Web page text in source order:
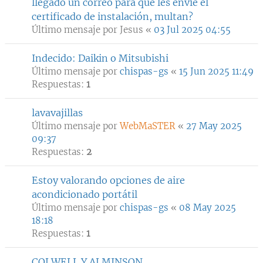
llegado un correo para que les envie el
certificado de instalación, multan?
Último mensaje por Jesus « 03 Jul 2025 04:55
Indecido: Daikin o Mitsubishi
Último mensaje por chispas-gs « 15 Jun 2025 11:49
Respuestas: 1
lavavajillas
Último mensaje porWebMaSTER « 27 May 2025
09:37
Respuestas: 2
Estoy valorando opciones de aire
acondicionado portátil
Último mensaje por chispas-gs « 08 May 2025
18:18
Respuestas: 1